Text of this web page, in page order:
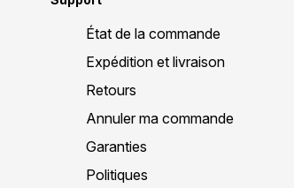
État de la commande
Expédition et livraison
Retours
Annuler ma commande
Garanties
Politiques